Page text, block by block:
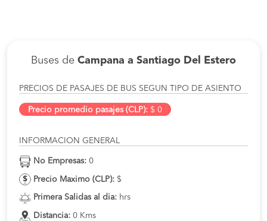
Buses de Campana a Santiago Del Estero
PRECIOS DE PASAJES DE BUS SEGUN TIPO DE ASIENTO
Precio promedio pasajes (CLP): $ 0
INFORMACION GENERAL
No Empresas: 0
Precio Maximo (CLP): $
Primera Salidas al dia: hrs
Distancia: 0 Kms